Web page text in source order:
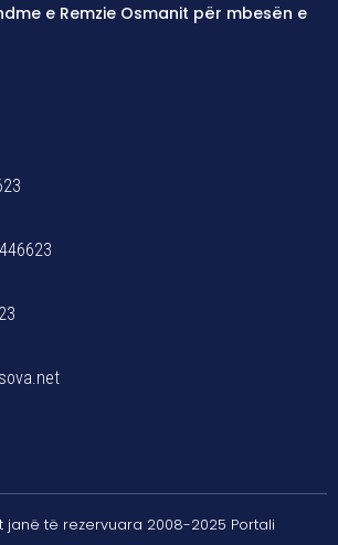
e Remzie Osmanit për mbesën e
të rezervuara 2008-2025 Portali